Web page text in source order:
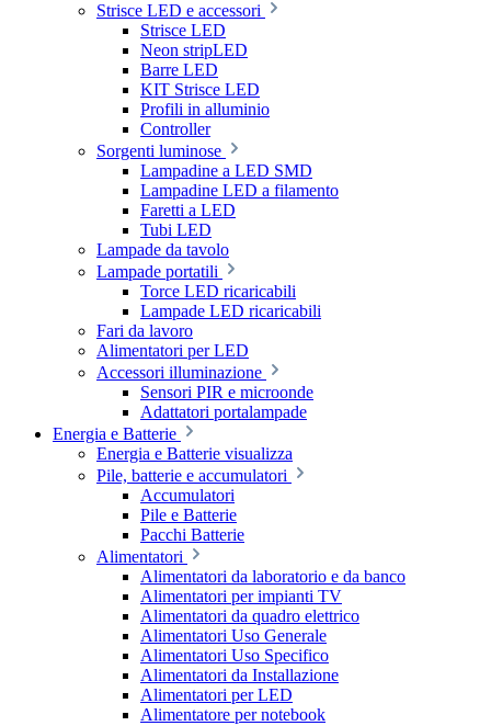
Strisce LED e accessori
Strisce LED
Neon stripLED
Barre LED
KIT Strisce LED
Profili in alluminio
Controller
Sorgenti luminose
Lampadine a LED SMD
Lampadine LED a filamento
Faretti a LED
Tubi LED
Lampade da tavolo
Lampade portatili
Torce LED ricaricabili
Lampade LED ricaricabili
Fari da lavoro
Alimentatori per LED
Accessori illuminazione
Sensori PIR e microonde
Adattatori portalampade
Energia e Batterie
Energia e Batterie visualizza
Pile, batterie e accumulatori
Accumulatori
Pile e Batterie
Pacchi Batterie
Alimentatori
Alimentatori da laboratorio e da banco
Alimentatori per impianti TV
Alimentatori da quadro elettrico
Alimentatori Uso Generale
Alimentatori Uso Specifico
Alimentatori da Installazione
Alimentatori per LED
Alimentatore per notebook